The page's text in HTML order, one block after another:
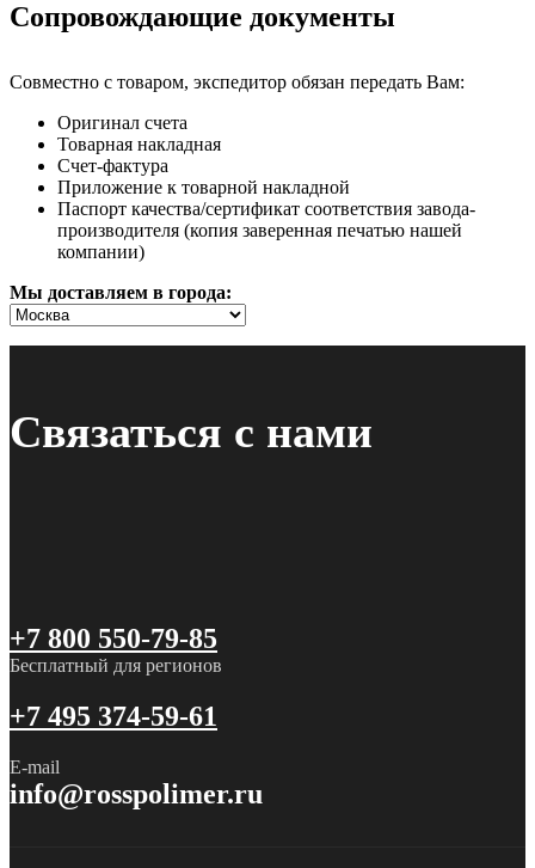
Сопровождающие документы
Совместно с товаром, экспедитор обязан передать Вам:
Оригинал счета
Товарная накладная
Счет-фактура
Приложение к товарной накладной
Паспорт качества/сертификат соответствия завода-
производителя (копия заверенная печатью нашей
компании)
Мы доставляем в города:
Связаться с нами
+7 800 550-79-85
Бесплатный для регионов
+7 495 374-59-61
E-mail
info@rosspolimer.ru